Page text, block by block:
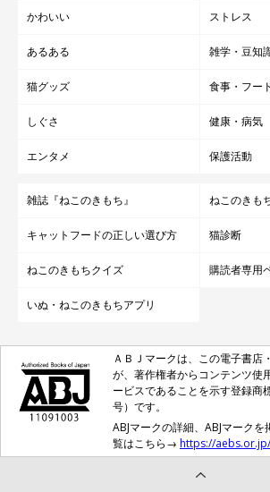
かわいい ストレス
あるある 雑学・豆知
猫グッズ 食事・フー
しぐさ 健康・病気
エンタメ 保護活動
雑誌『ねこのきもち』 ねこのきも
キャットフードの正しい選び方 猫診断
ねこのきもちクイズ 購読者専用
いぬ・ねこのきもちアプリ
ＡＢＪマークは、この電子書店
が、著作権者からコンテンツ使
ービスであることを示す登録商
号）です。
ABJマークの詳細、ABJマーク
覧はこちら→ https://aebs.or.jp/